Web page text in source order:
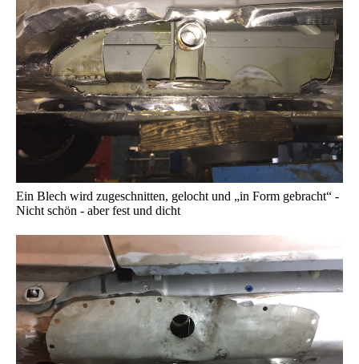
Ein Blech wird zugeschnitten, gelocht und „in Form gebracht“ -
Nicht schön - aber fest und dicht